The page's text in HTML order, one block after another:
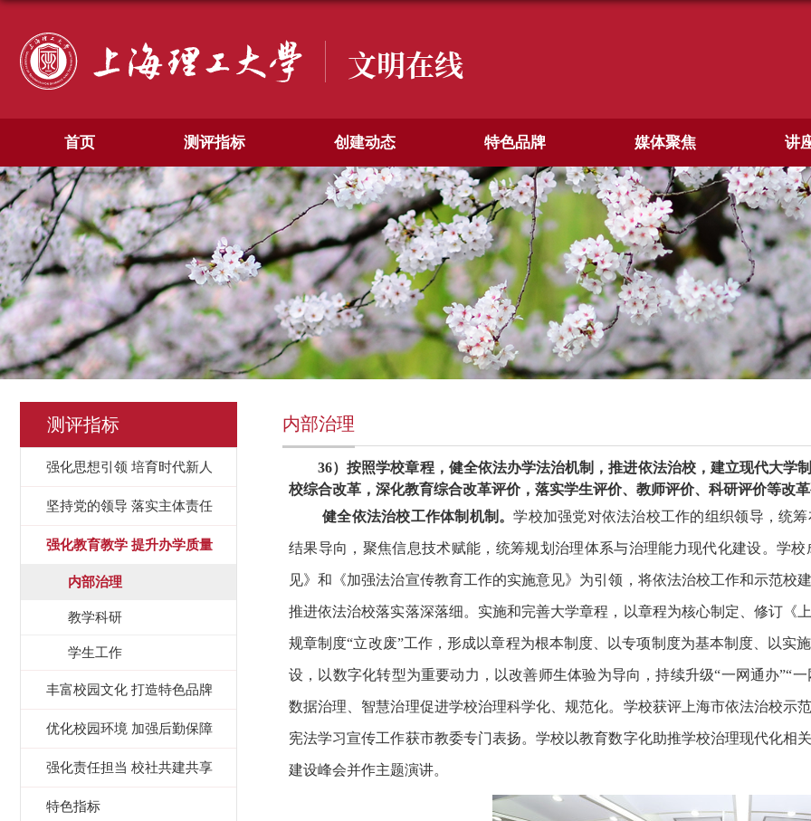
文明在线
首页 测评指标 创建动态 特色品牌 媒体聚焦 讲
测评指标
强化思想引领 培育时代新人
坚持党的领导 落实主体责任
强化教育教学 提升办学质量
内部治理
教学科研
学生工作
丰富校园文化 打造特色品牌
优化校园环境 加强后勤保障
强化责任担当 校社共建共享
特色指标
内部治理
36）按照学校章程，健全依法办学法治机制，推进依法治校，建立现代大学
校综合改革，深化教育综合改革评价，落实学生评价、教师评价、科研评价等改
健全依法治校工作体制机制。学校加强党对依法治校工作的组织领导，统
结果导向，聚焦信息技术赋能，统筹规划治理体系与治理能力现代化建设。学
见》和《加强法治宣传教育工作的实施意见》为引领，将依法治校工作和示范校
推进依法治校落实落深落细。实施和完善大学章程，以章程为核心制定、修订《
规章制度“立改废”工作，形成以章程为根本制度、以专项制度为基本制度、以实
设，以数字化转型为重要动力，以改善师生体验为导向，持续升级“一网通办”“
数据治理、智慧治理促进学校治理科学化、规范化。学校获评上海市依法治校示
宪法学习宣传工作获市教委专门表扬。学校以教育数字化助推学校治理现代化相
建设峰会并作主题演讲。